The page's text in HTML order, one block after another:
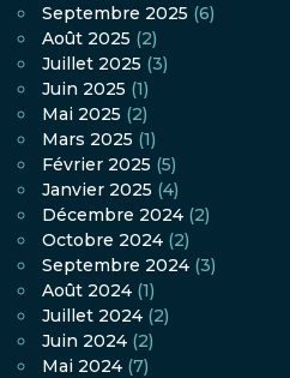
Septembre 2025 (6)
Août 2025 (2)
Juillet 2025 (3)
Juin 2025 (1)
Mai 2025 (2)
Mars 2025 (1)
Février 2025 (5)
Janvier 2025 (4)
Décembre 2024 (2)
Octobre 2024 (2)
Septembre 2024 (3)
Août 2024 (1)
Juillet 2024 (2)
Juin 2024 (2)
Mai 2024 (7)